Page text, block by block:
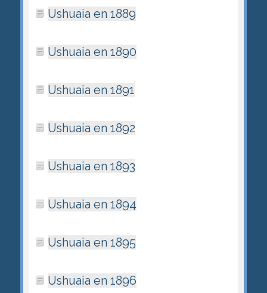
Ushuaia en 1889
Ushuaia en 1890
Ushuaia en 1891
Ushuaia en 1892
Ushuaia en 1893
Ushuaia en 1894
Ushuaia en 1895
Ushuaia en 1896